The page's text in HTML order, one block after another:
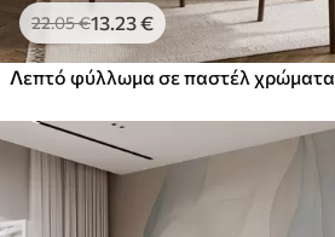
22.05€13 .23€
Λεπτό φύλλωμα σε παστέλ χρώματα